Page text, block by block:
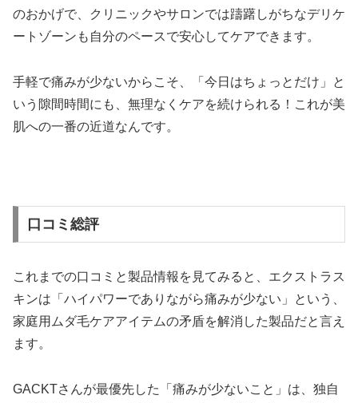
のおかげで、クリニックやサロンでは躊躇しがちなデリケ
ートゾーンも自分のペースで安心してケアできます。
手軽で痛みが少ないからこそ、「今日はちょっとだけ」と
いう隙間時間にも、無理なくケアを続けられる！これが美
肌への一番の近道なんです。
口コミ総評
これまでの口コミと製品情報を見てみると、エクストラス
キンは「ハイパワーでありながら痛みが少ない」という、
家庭用ムダ毛ケアアイテムの矛盾を解消した製品だと言え
ます。
GACKTさんが最優先した「痛みが少ないこと」は、独自